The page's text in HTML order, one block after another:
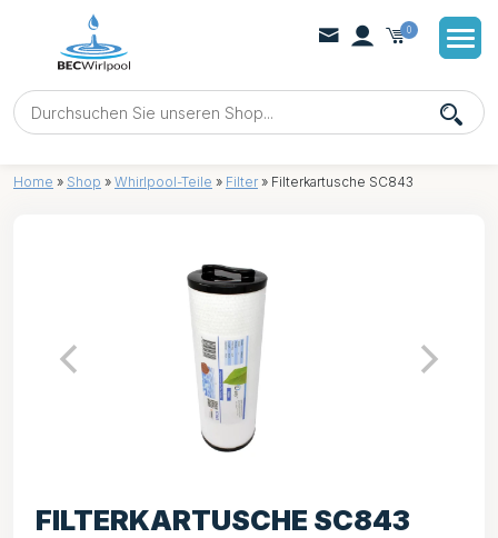
0
Home » Shop » Whirlpool-Teile » Filter » Filterkartusche SC843
FILTERKARTUSCHE SC843